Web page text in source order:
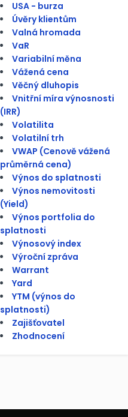
USA - burza
Úvěry klientům
Valná hromada
VaR
Variabilní měna
Vážená cena
Věčný dluhopis
Vnitřní míra výnosnosti
(IRR)
Volatilita
Volatilní trh
VWAP (Cenově vážená
průměrná cena)
Výnos do splatnosti
Výnos nemovitosti
(Yield)
Výnos portfolia do
splatnosti
Výnosový index
Výroční zpráva
Warrant
Yard
YTM (výnos do
splatnosti)
Zajišťovatel
Zhodnocení